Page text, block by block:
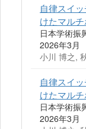
自律スイ
けたマル
日本学術振
2026年3月
小川 博之,
自律スイ
けたマル
日本学術振
2026年3月